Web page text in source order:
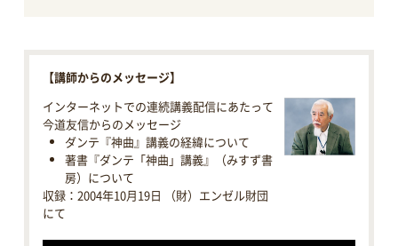
【講師からのメッセージ】
インターネットでの連続講義配信にあたって
今道友信からのメッセージ
ダンテ『神曲』講義の経緯について
著書『ダンテ「神曲」講義』（みすず書
房）について
収録：2004年10月19日 （財）エンゼル財団
にて